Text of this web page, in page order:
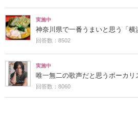
実施中
神奈川県で一番うまいと思う「横
回答数：8502
実施中
唯一無二の歌声だと思うボーカリ
回答数：8060